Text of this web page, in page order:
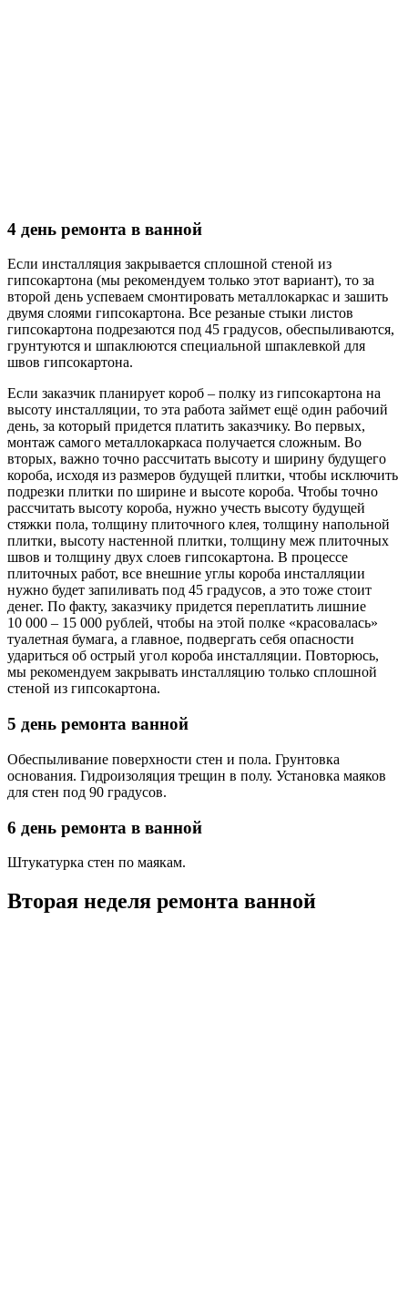
4 день ремонта в ванной
Если инсталляция закрывается сплошной стеной из
гипсокартона (мы рекомендуем только этот вариант), то за
второй день успеваем смонтировать металлокаркас и зашить
двумя слоями гипсокартона. Все резаные стыки листов
гипсокартона подрезаются под 45 градусов, обеспыливаются,
грунтуются и шпаклюются специальной шпаклевкой для
швов гипсокартона.
Если заказчик планирует короб – полку из гипсокартона на
высоту инсталляции, то эта работа займет ещё один рабочий
день, за который придется платить заказчику. Во первых,
монтаж самого металлокаркаса получается сложным. Во
вторых, важно точно рассчитать высоту и ширину будущего
короба, исходя из размеров будущей плитки, чтобы исключить
подрезки плитки по ширине и высоте короба. Чтобы точно
рассчитать высоту короба, нужно учесть высоту будущей
стяжки пола, толщину плиточного клея, толщину напольной
плитки, высоту настенной плитки, толщину меж плиточных
швов и толщину двух слоев гипсокартона. В процессе
плиточных работ, все внешние углы короба инсталляции
нужно будет запиливать под 45 градусов, а это тоже стоит
денег. По факту, заказчику придется переплатить лишние
10 000 – 15 000 рублей, чтобы на этой полке «красовалась»
туалетная бумага, а главное, подвергать себя опасности
удариться об острый угол короба инсталляции. Повторюсь,
мы рекомендуем закрывать инсталляцию только сплошной
стеной из гипсокартона.
5 день ремонта ванной
Обеспыливание поверхности стен и пола. Грунтовка
основания. Гидроизоляция трещин в полу. Установка маяков
для стен под 90 градусов.
6 день ремонта в ванной
Штукатурка стен по маякам.
Вторая неделя ремонта ванной